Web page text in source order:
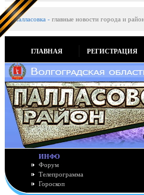
Палласовка - главные новости города и
ГЛАВНАЯ РЕГИСТРАЦИЯ
ИНФО
Форум
Телепрограмма
Гороскоп